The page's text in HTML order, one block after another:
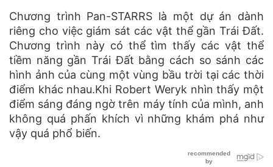
Chương trình Pan-STARRS là một dự án dành
riêng cho việc giám sát các vật thể gần Trái Đất.
Chương trình này có thể tìm thấy các vật thể
tiềm năng gần Trái Đất bằng cách so sánh các
hình ảnh của cùng một vùng bầu trời tại các thời
điểm khác nhau.Khi Robert Weryk nhìn thấy một
điểm sáng đáng ngờ trên máy tính của mình, anh
không quá phấn khích vì những khám phá như
vậy quá phổ biến.